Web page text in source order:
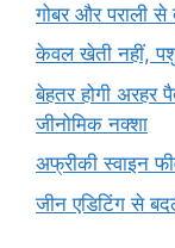
गोबर और पराली से
केवल खेती नहीं,
बेहतर होगी अरहर
जीनोमिक नक्शा
अफ्रीकी स्वाइन
जीन एडिटिंग से